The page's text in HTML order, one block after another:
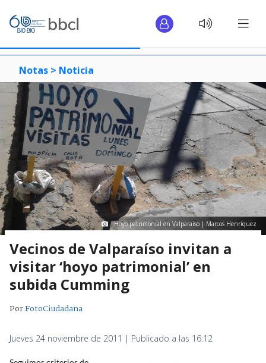
Notas > Noticia
Hoyo patrimonial en Valparaíso | Marcos Henríquez
Vecinos de Valparaíso invitan a
visitar ‘hoyo patrimonial’ en
subida Cumming
PorFotoCiudadana
Jueves 24 noviembre de 2011 | Publicado a las 16:12